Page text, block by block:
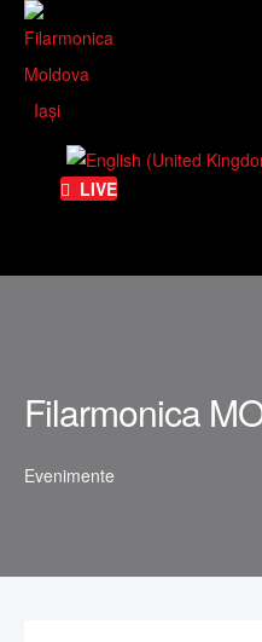
Căutare
...
LIVE
Filarmonica
Evenimente